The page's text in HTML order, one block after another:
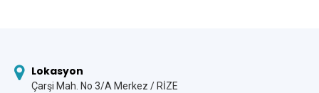
Lokasyon
Çarşi Mah. No 3/A Merkez / RİZE